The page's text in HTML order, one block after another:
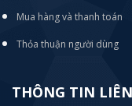
Mua hàng và thanh toán
Thỏa thuận người dùng
THÔNG TIN